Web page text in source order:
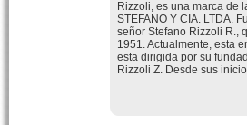
Rizzoli, es una marca de
STEFANO Y CIA. LTDA.
señor Stefano Rizzoli R.,
1951. Actualmente, esta
esta dirigida por su
Rizzoli Z. Desde sus